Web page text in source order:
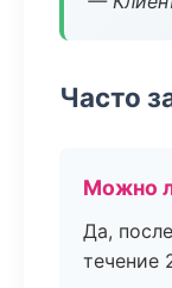
Часто
Можно
Да,
течение